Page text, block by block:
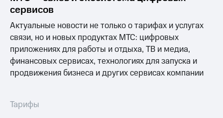
сервисов
Актуальные новости не только о тарифах и услугах
связи, но и новых продуктах МТС: цифровых
приложениях для работы и отдыха, ТВ и медиа,
финансовых сервисах, технологиях для запуска и
продвижения бизнеса и других сервисах компании
Тарифы